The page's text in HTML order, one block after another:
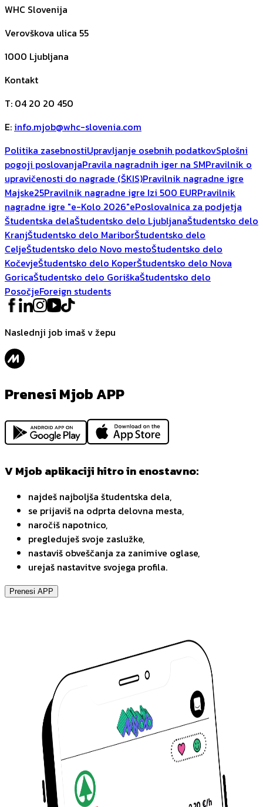
WHC Slovenija
Verovškova ulica 55
1000 Ljubljana
Kontakt
T: 04 20 20 450
E: info.mjob@whc-slovenia.com
Politika zasebnostiUpravljanje osebnih podatkovSplošni
pogoji poslovanjaPravila nagradnih iger na SMPravilnik o
upravičenosti do nagrade (ŠKIS)Pravilnik nagradne igre
Majske25Pravilnik nagradne igre Izi 500 EURPravilnik
nagradne igre "e-Kolo 2026"ePoslovalnica za podjetja
Študentska delaŠtudentsko delo LjubljanaŠtudentsko delo
KranjŠtudentsko delo MariborŠtudentsko delo
CeljeŠtudentsko delo Novo mestoŠtudentsko delo
KočevjeŠtudentsko delo KoperŠtudentsko delo Nova
GoricaŠtudentsko delo GoriškaŠtudentsko delo
PosočjeForeign students
Naslednji job imaš v žepu
Prenesi Mjob APP
V Mjob aplikaciji hitro in enostavno:
najdeš najboljša študentska dela,
se prijaviš na odprta delovna mesta,
naročiš napotnico,
pregleduješ svoje zaslužke,
nastaviš obveščanja za zanimive oglase,
urejaš nastavitve svojega profila.
Prenesi APP